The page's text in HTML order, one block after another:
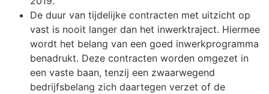
De duur van tijdelijke contracten met uitzicht op
vast is nooit langer dan het inwerktraject. Hiermee
wordt het belang van een goed inwerkprogramma
benadrukt. Deze contracten worden omgezet in
een vaste baan, tenzij een zwaarwegend
bedrijfsbelang zich daartegen verzet of de